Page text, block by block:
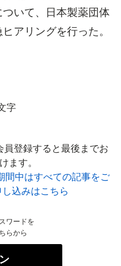
いて、日本製薬団体
アリングを行った。
字
員登録すると最後までお
ます。
間中はすべての記事をご
込みはこちら
ワードを
らから